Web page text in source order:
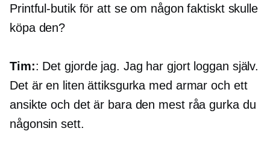
Printful-butik för att se om någon faktiskt skulle
köpa den?
Tim:: Det gjorde jag. Jag har gjort loggan själv.
Det är en liten ättiksgurka med armar och ett
ansikte och det är bara den mest råa gurka du
någonsin sett.